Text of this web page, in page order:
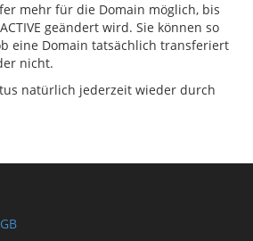
mehr für die Domain möglich, bis
geändert wird. Sie können so
eine Domain tatsächlich transferiert
nicht.
natürlich jederzeit wieder durch